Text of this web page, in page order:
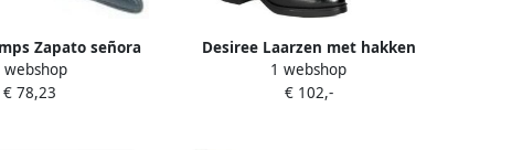
Zapato señora
9 negro
webshop
€ 78,23
Desiree Laarzen met hakken
41959
1 webshop
€ 102,-